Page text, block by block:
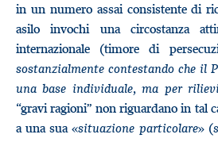
in un numero assai consistente di
asilo invochi una circostanza
internazionale (timore di
sostanzialmente contestando che il
una base individuale, ma per rilievi
“gravi ragioni” non riguardano in tal
a una sua «situazione particolare» (